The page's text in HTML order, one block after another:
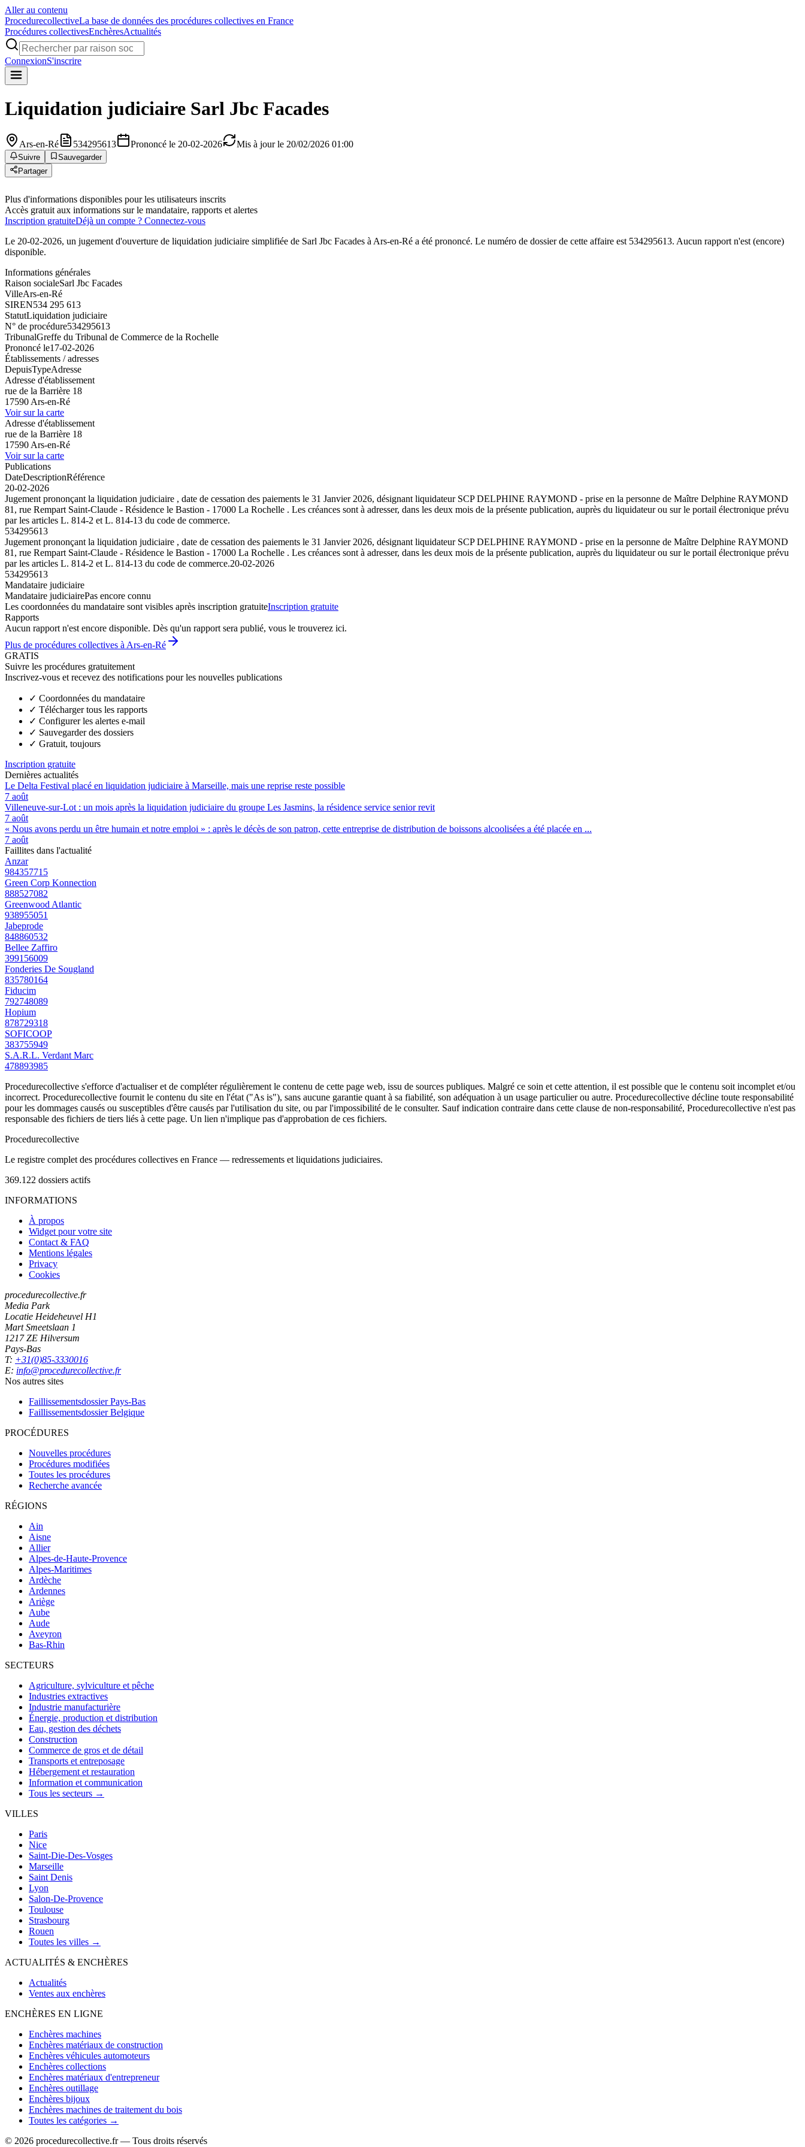
Aller au contenu
ProcedurecollectiveLa base de données des procédures collectives en France
Procédures collectivesEnchèresActualités
ConnexionS'inscrire
Liquidation judiciaire Sarl Jbc Facades
Ars-en-Ré 534295613 Prononcé le 20-02-2026 Mis à jour le 20/02/2026 01:00
Suivre
Sauvegarder
Partager
Plus d'informations disponibles pour les utilisateurs inscrits
Accès gratuit aux informations sur le mandataire, rapports et alertes
Inscription gratuiteDéjà un compte ? Connectez-vous
Le 20-02-2026, un jugement d'ouverture de liquidation judiciaire simplifiée de Sarl Jbc Facades à Ars-en-Ré a été prononcé. Le numéro de dossier de cette affaire est 534295613. Aucun rapport n'est (encore)
disponible.
Informations générales
Raison socialeSarl Jbc Facades
VilleArs-en-Ré
SIREN534 295 613
StatutLiquidation judiciaire
N° de procédure534295613
TribunalGreffe du Tribunal de Commerce de la Rochelle
Prononcé le17-02-2026
Établissements / adresses
DepuisTypeAdresse
Adresse d'établissement
rue de la Barrière 18
17590 Ars-en-Ré
Voir sur la carte
Adresse d'établissement
rue de la Barrière 18
17590 Ars-en-Ré
Voir sur la carte
Publications
DateDescriptionRéférence
20-02-2026
Jugement prononçant la liquidation judiciaire , date de cessation des paiements le 31 Janvier 2026, désignant liquidateur SCP DELPHINE RAYMOND - prise en la personne de Maître Delphine RAYMOND
81, rue Rempart Saint-Claude - Résidence le Bastion - 17000 La Rochelle . Les créances sont à adresser, dans les deux mois de la présente publication, auprès du liquidateur ou sur le portail électronique prévu
par les articles L. 814-2 et L. 814-13 du code de commerce.
534295613
Jugement prononçant la liquidation judiciaire , date de cessation des paiements le 31 Janvier 2026, désignant liquidateur SCP DELPHINE RAYMOND - prise en la personne de Maître Delphine RAYMOND
81, rue Rempart Saint-Claude - Résidence le Bastion - 17000 La Rochelle . Les créances sont à adresser, dans les deux mois de la présente publication, auprès du liquidateur ou sur le portail électronique prévu
par les articles L. 814-2 et L. 814-13 du code de commerce.20-02-2026
534295613
Mandataire judiciaire
Mandataire judiciairePas encore connu
Les coordonnées du mandataire sont visibles après inscription gratuiteInscription gratuite
Rapports
Aucun rapport n'est encore disponible. Dès qu'un rapport sera publié, vous le trouverez ici.
Plus de procédures collectives à Ars-en-Ré
GRATIS
Suivre les procédures gratuitement
Inscrivez-vous et recevez des notifications pour les nouvelles publications
✓ Coordonnées du mandataire
✓ Télécharger tous les rapports
✓ Configurer les alertes e-mail
✓ Sauvegarder des dossiers
✓ Gratuit, toujours
Inscription gratuite
Dernières actualités
Le Delta Festival placé en liquidation judiciaire à Marseille, mais une reprise reste possible
7 août
Villeneuve-sur-Lot : un mois après la liquidation judiciaire du groupe Les Jasmins, la résidence service senior revit
7 août
« Nous avons perdu un être humain et notre emploi » : après le décès de son patron, cette entreprise de distribution de boissons alcoolisées a été placée en ...
7 août
Faillites dans l'actualité
Anzar
984357715
Green Corp Konnection
888527082
Greenwood Atlantic
938955051
Jabeprode
848860532
Bellee Zaffiro
399156009
Fonderies De Sougland
835780164
Fiducim
792748089
Hopium
878729318
SOFICOOP
383755949
S.A.R.L. Verdant Marc
478893985
Procedurecollective s'efforce d'actualiser et de compléter régulièrement le contenu de cette page web, issu de sources publiques. Malgré ce soin et cette attention, il est possible que le contenu soit incomplet et/ou
incorrect. Procedurecollective fournit le contenu du site en l'état ("As is"), sans aucune garantie quant à sa fiabilité, son adéquation à un usage particulier ou autre. Procedurecollective décline toute responsabilité
pour les dommages causés ou susceptibles d'être causés par l'utilisation du site, ou par l'impossibilité de le consulter. Sauf indication contraire dans cette clause de non-responsabilité, Procedurecollective n'est pas
responsable des fichiers de tiers liés à cette page. Un lien n'implique pas d'approbation de ces fichiers.
Procedurecollective
Le registre complet des procédures collectives en France — redressements et liquidations judiciaires.
369.122 dossiers actifs
INFORMATIONS
À propos
Widget pour votre site
Contact & FAQ
Mentions légales
Privacy
Cookies
procedurecollective.fr
Media Park
Locatie Heideheuvel H1
Mart Smeetslaan 1
1217 ZE Hilversum
Pays-Bas
T: +31(0)85-3330016
E: info@procedurecollective.fr
Nos autres sites
Faillissementsdossier Pays-Bas
Faillissementsdossier Belgique
PROCÉDURES
Nouvelles procédures
Procédures modifiées
Toutes les procédures
Recherche avancée
RÉGIONS
Ain
Aisne
Allier
Alpes-de-Haute-Provence
Alpes-Maritimes
Ardèche
Ardennes
Ariège
Aube
Aude
Aveyron
Bas-Rhin
SECTEURS
Agriculture, sylviculture et pêche
Industries extractives
Industrie manufacturière
Énergie, production et distribution
Eau, gestion des déchets
Construction
Commerce de gros et de détail
Transports et entreposage
Hébergement et restauration
Information et communication
Tous les secteurs →
VILLES
Paris
Nice
Saint-Die-Des-Vosges
Marseille
Saint Denis
Lyon
Salon-De-Provence
Toulouse
Strasbourg
Rouen
Toutes les villes →
ACTUALITÉS & ENCHÈRES
Actualités
Ventes aux enchères
ENCHÈRES EN LIGNE
Enchères machines
Enchères matériaux de construction
Enchères véhicules automoteurs
Enchères collections
Enchères matériaux d'entrepreneur
Enchères outillage
Enchères bijoux
Enchères machines de traitement du bois
Toutes les catégories →
© 2026 procedurecollective.fr — Tous droits réservés